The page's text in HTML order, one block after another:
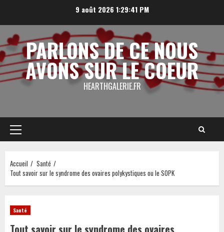
9 août 2026 1:29:42 PM
PARLONS DE CE NOUS
AVONS SUR LE COEUR
HEARTHGALERIE.FR
Menu
principal
Accueil
Santé
Tout savoir sur le syndrome des ovaires polykystiques ou le SOPK
Santé
Tout savoir sur le syndrome des ovaires